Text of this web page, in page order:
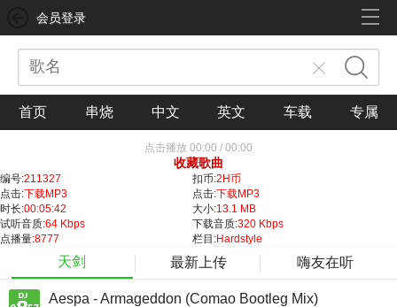
会员登录
首页 串烧 中文 英文 车载 专属
点击播放 00:00 / 00:00
收藏歌曲
编号:211327 扣币:2H币
点击:下载MP3 点击:下载MP3
时长:00:05:42 大小:13.1 MB
试听音质:64 Kbps 下载音质:320 Kbps
点播量:8777 栏目:Hardstyle
天剑 最新上传 嗨友在听
Aespa - Armageddon (Comao Bootleg Mix)